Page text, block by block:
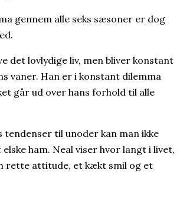
gennem alle seks sæsoner er dog
det lovlydige liv, men bliver konstant
vaner. Han er i konstant dilemma
går ud over hans forhold til alle
til unoder kan man ikke
ham. Neal viser hvor langt i livet,
rette attitude, et kækt smil og et